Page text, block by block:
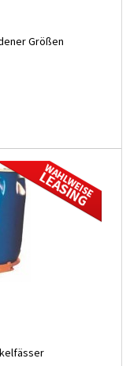
Größen